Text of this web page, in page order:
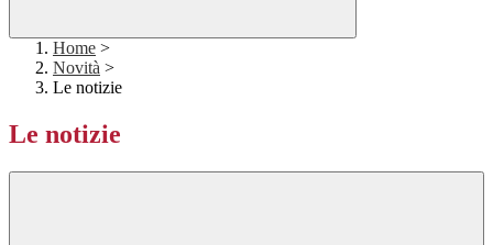
Home >
Novità >
Le notizie
Le notizie